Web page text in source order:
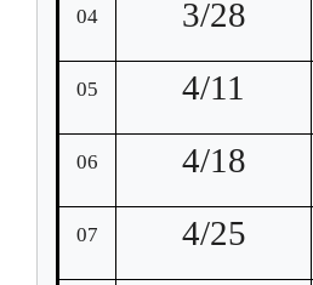
04 3/28
05 4/11
06 4/18
07 4/25